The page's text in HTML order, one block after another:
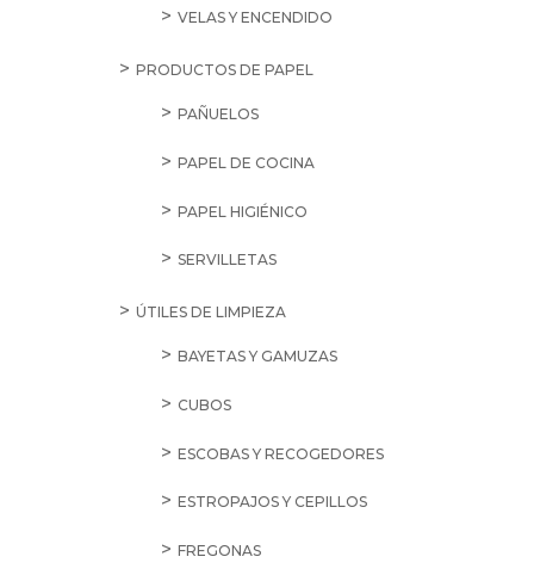
VELAS Y ENCENDIDO
PRODUCTOS DE PAPEL
PAÑUELOS
PAPEL DE COCINA
PAPEL HIGIÉNICO
SERVILLETAS
ÚTILES DE LIMPIEZA
BAYETAS Y GAMUZAS
CUBOS
ESCOBAS Y RECOGEDORES
ESTROPAJOS Y CEPILLOS
FREGONAS